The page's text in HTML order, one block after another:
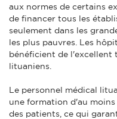
aux normes de certains
de financer tous les
seulement dans les
les plus pauvres. Les
bénéficient de l'excellent
lituaniens.
Le personnel médical
une formation d'au
des patients, ce qui